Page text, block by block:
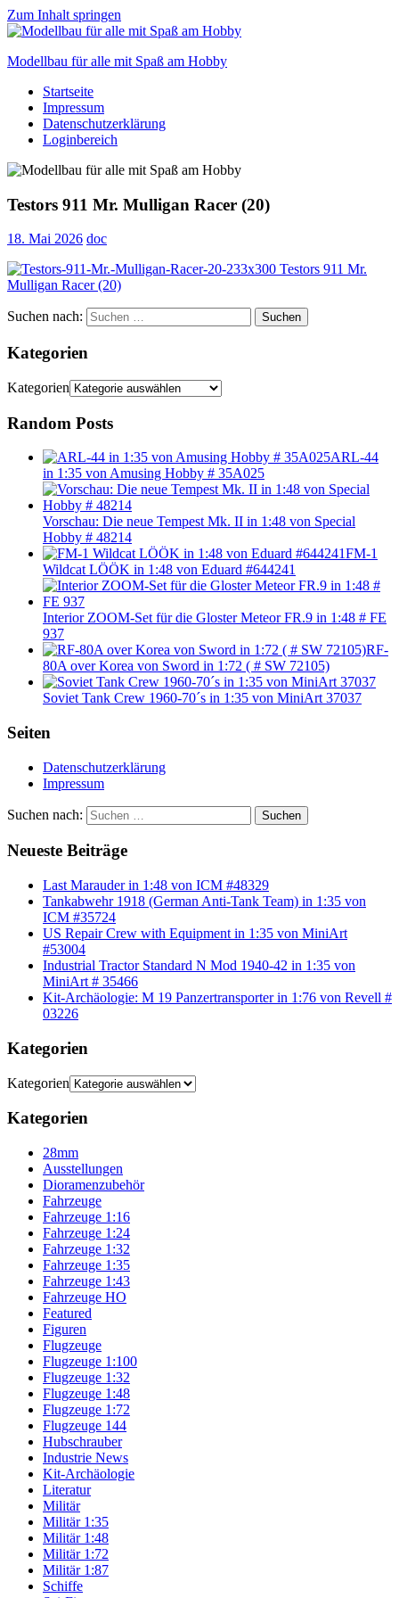
Zum Inhalt springen
Modellbau für alle mit Spaß am Hobby
Scale
modelling
to
Startseite
Impressum
Datenschutzerklärung
Loginbereich
Testors 911 Mr. Mulligan Racer (20)
18. Mai 2026 doc
Suchen nach: Suchen
Kategorien
Kategorien
Random Posts
ARL-44
in 1:35 von Amusing Hobby # 35A025
Vorschau: Die neue Tempest Mk. II in 1:48 von Special
Hobby # 48214
FM-1
Wildcat LÖÖK in 1:48 von Eduard #644241
Interior ZOOM-Set für die Gloster Meteor FR.9 in 1:48 # FE
937
RF-
80A over Korea von Sword in 1:72 ( # SW 72105)
Soviet Tank Crew 1960-70´s in 1:35 von MiniArt 37037
Seiten
Datenschutzerklärung
Impressum
Suchen nach: Suchen
Neueste Beiträge
Last Marauder in 1:48 von ICM #48329
Tankabwehr 1918 (German Anti-Tank Team) in 1:35 von
ICM #35724
US Repair Crew with Equipment in 1:35 von MiniArt
#53004
Industrial Tractor Standard N Mod 1940-42 in 1:35 von
MiniArt # 35466
Kit-Archäologie: M 19 Panzertransporter in 1:76 von Revell #
03226
Kategorien
Kategorien
Kategorien
28mm
Ausstellungen
Dioramenzubehör
Fahrzeuge
Fahrzeuge 1:16
Fahrzeuge 1:24
Fahrzeuge 1:32
Fahrzeuge 1:35
Fahrzeuge 1:43
Fahrzeuge HO
Featured
Figuren
Flugzeuge
Flugzeuge 1:100
Flugzeuge 1:32
Flugzeuge 1:48
Flugzeuge 1:72
Flugzeuge 144
Hubschrauber
Industrie News
Kit-Archäologie
Literatur
Militär
Militär 1:35
Militär 1:48
Militär 1:72
Militär 1:87
Schiffe